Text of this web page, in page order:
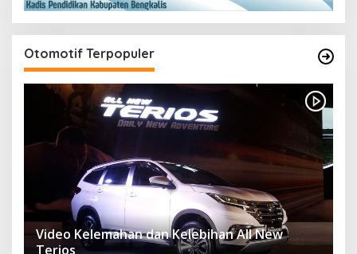
Otomotif Terpopuler
Video Kelemahan dan Kelebihan All New
Terios